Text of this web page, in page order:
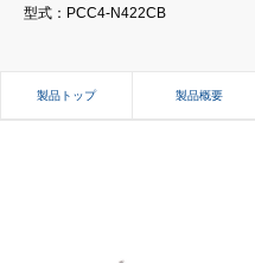
型式：PCC4-N422CB
製品トップ 製品概要